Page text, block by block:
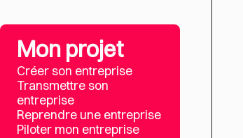
Mon projet
Créer son entreprise
Transmettre son
entreprise
Reprendre une entreprise
Piloter mon entreprise